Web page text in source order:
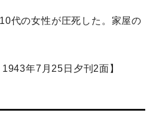
代の女性が圧死した。家屋の
年7月25日夕刊2面】